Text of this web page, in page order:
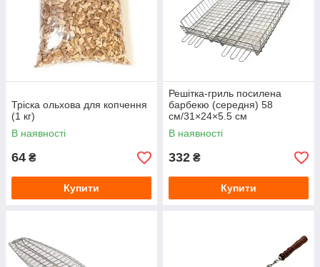
Тріска ольхова для копчення
(1 кг)
В наявності
64 ₴
Купити
Решітка-гриль посилена
барбекю (середня) 58
см/31×24×5.5 см
В наявності
332 ₴
Купити